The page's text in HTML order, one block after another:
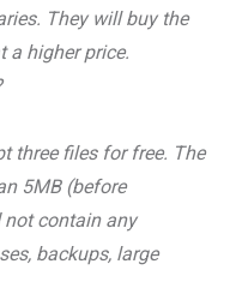
They will buy the
a higher price.
three files for free. The
5MB (before
contain any
backups, large